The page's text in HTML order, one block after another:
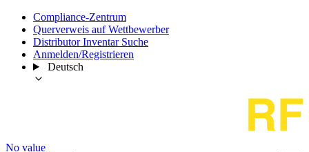
Compliance-Zentrum
Querverweis auf Wettbewerber
Distributor Inventar Suche
Anmelden/Registrieren
Deutsch
No value